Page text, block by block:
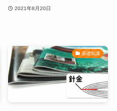
2021年8月20日
基礎知識